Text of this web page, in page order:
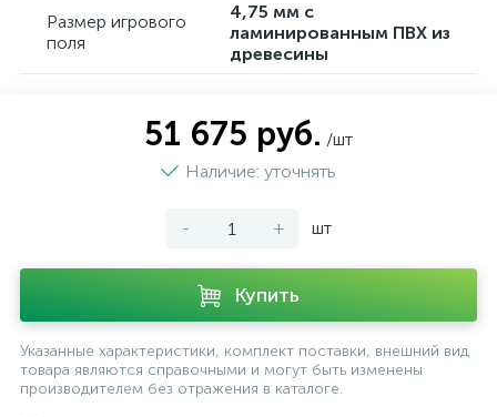
Размер игрового
поля
4,75 мм с
ламинированным ПВХ из
древесины
51 675 руб. /шт
Наличие: уточнять
- + шт
Купить
Указанные характеристики, комплект поставки, внешний вид
товара являются справочными и могут быть изменены
производителем без отражения в каталоге.